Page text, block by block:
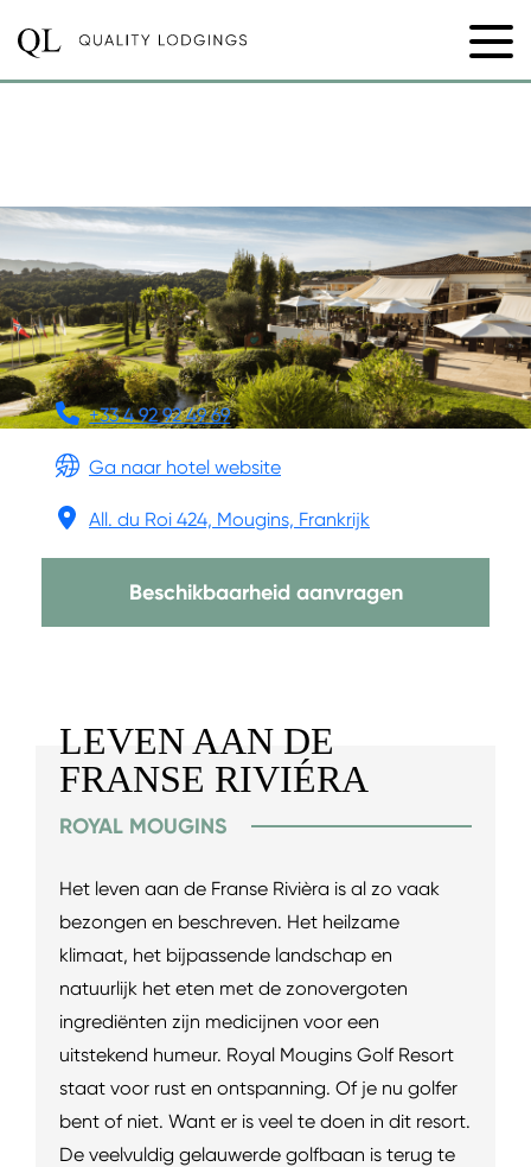
+33 4 92 92 49 69
Ga naar hotel website
All. du Roi 424, Mougins, Frankrijk
Beschikbaarheid aanvragen
LEVEN AAN DE
FRANSE RIVIÉRA
ROYAL MOUGINS
Het leven aan de Franse Rivièra is al zo vaak
bezongen en beschreven. Het heilzame
klimaat, het bijpassende landschap en
natuurlijk het eten met de zonovergoten
ingrediënten zijn medicijnen voor een
uitstekend humeur. Royal Mougins Golf Resort
staat voor rust en ontspanning. Of je nu golfer
bent of niet. Want er is veel te doen in dit resort.
De veelvuldig gelauwerde golfbaan is terug te